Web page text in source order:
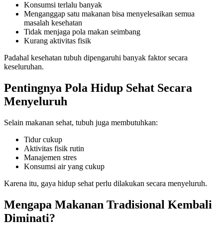
Konsumsi terlalu banyak
Menganggap satu makanan bisa menyelesaikan semua
masalah kesehatan
Tidak menjaga pola makan seimbang
Kurang aktivitas fisik
Padahal kesehatan tubuh dipengaruhi banyak faktor secara
keseluruhan.
Pentingnya Pola Hidup Sehat Secara
Menyeluruh
Selain makanan sehat, tubuh juga membutuhkan:
Tidur cukup
Aktivitas fisik rutin
Manajemen stres
Konsumsi air yang cukup
Karena itu, gaya hidup sehat perlu dilakukan secara menyeluruh.
Mengapa Makanan Tradisional Kembali
Diminati?